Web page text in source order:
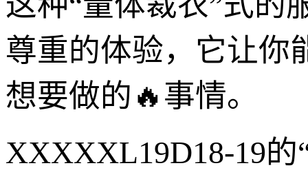
尊重的体验，它让你
想要做的🔥事情。
XXXXXL19D18-19的